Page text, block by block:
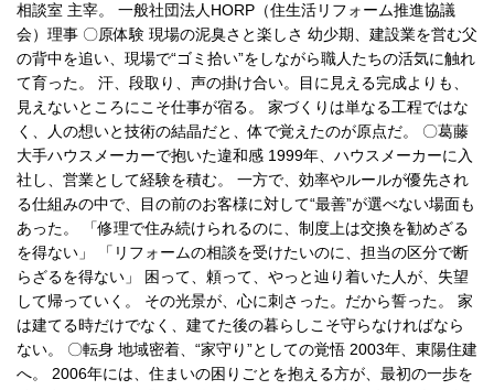
相談室 主宰。 一般社団法人HORP（住生活リフォーム推進協議
会）理事 〇原体験 現場の泥臭さと楽しさ 幼少期、建設業を営む父
の背中を追い、現場で“ゴミ拾い”をしながら職人たちの活気に触れ
て育った。 汗、段取り、声の掛け合い。目に見える完成よりも、
見えないところにこそ仕事が宿る。 家づくりは単なる工程ではな
く、人の想いと技術の結晶だと、体で覚えたのが原点だ。 〇葛藤
大手ハウスメーカーで抱いた違和感 1999年、ハウスメーカーに入
社し、営業として経験を積む。 一方で、効率やルールが優先され
る仕組みの中で、目の前のお客様に対して“最善”が選べない場面も
あった。 「修理で住み続けられるのに、制度上は交換を勧めざる
を得ない」 「リフォームの相談を受けたいのに、担当の区分で断
らざるを得ない」 困って、頼って、やっと辿り着いた人が、失望
して帰っていく。 その光景が、心に刺さった。だから誓った。 家
は建てる時だけでなく、建てた後の暮らしこそ守らなければなら
ない。 〇転身 地域密着、“家守り”としての覚悟 2003年、東陽住建
へ。 2006年には、住まいの困りごとを抱える方が、最初の一歩を